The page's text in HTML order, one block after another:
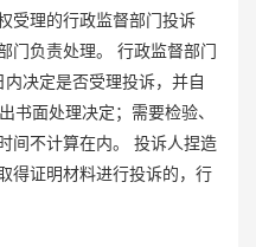
受理的行政监督部门投诉
门负责处理。 行政监督部门
决定是否受理投诉，并自
书面处理决定；需要检验、
间不计算在内。 投诉人捏造
得证明材料进行投诉的，行